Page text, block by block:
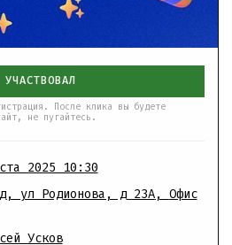
УЧАСТВОВАЛ
После клика вы будете
не пугайтесь.
2025 10:30
ул Родионова, д 23А, Офис
Усков